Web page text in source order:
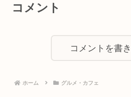
コメント
コメントを書
ホーム グルメ・カフェ